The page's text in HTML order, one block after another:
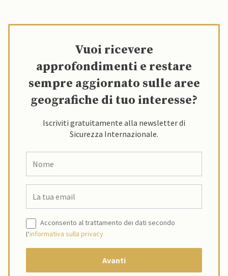
Vuoi ricevere
approfondimenti e restare
sempre aggiornato sulle aree
geografiche di tuo interesse?
Iscriviti gratuitamente alla newsletter di
Sicurezza Internazionale.
Acconsento al trattamento dei dati secondo
l’informativa sulla privacy